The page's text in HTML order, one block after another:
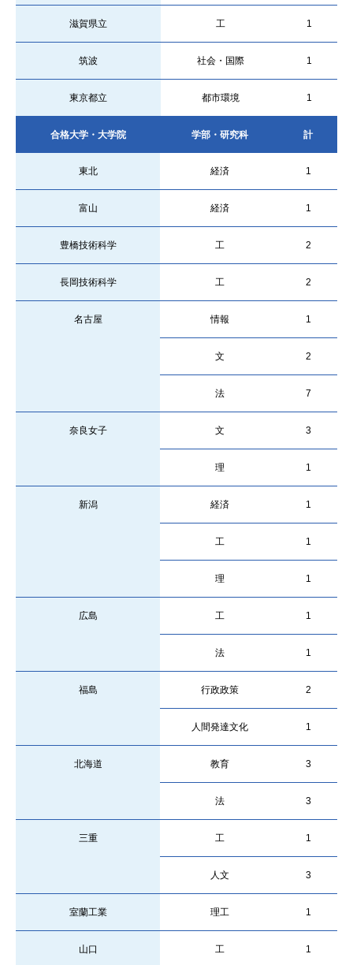
滋賀県立 工 1
筑波 社会・国際 1
東京都立 都市環境 1
合格大学・大学院 学部・研究科 計
東北 経済 1
富山 経済 1
豊橋技術科学 工 2
長岡技術科学 工 2
名古屋 情報 1
文 2
法 7
奈良女子 文 3
理 1
新潟 経済 1
工 1
理 1
広島 工 1
法 1
福島 行政政策 2
人間発達文化 1
北海道 教育 3
法 3
三重 工 1
人文 3
室蘭工業 理工 1
山口 工 1